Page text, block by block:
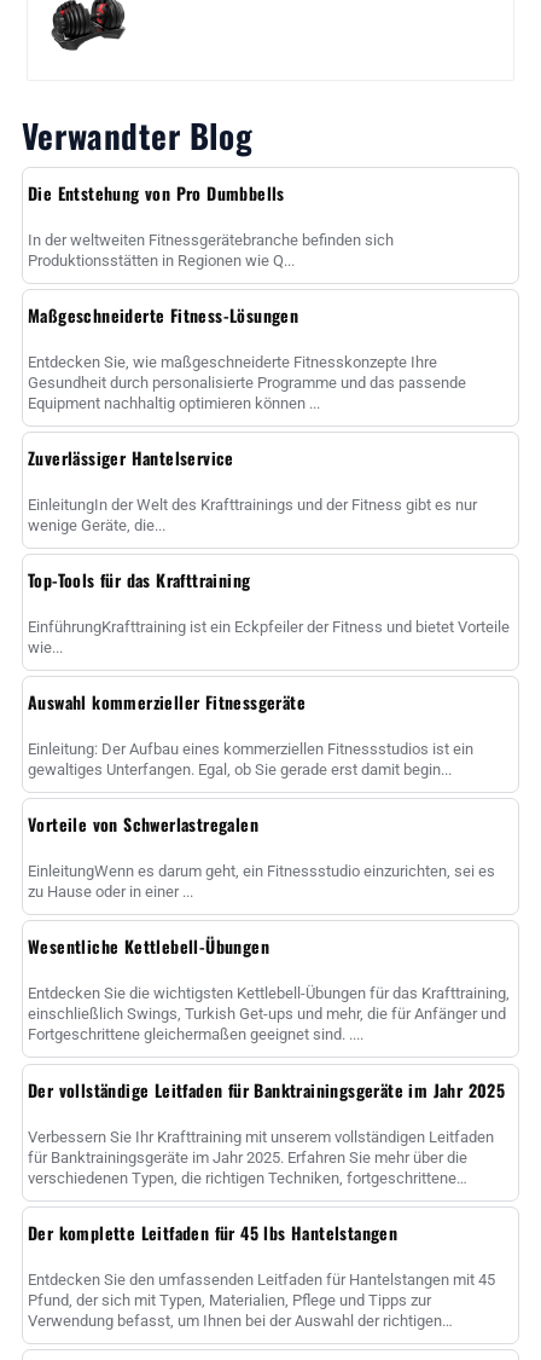
Verwandter Blog
Die Entstehung von Pro Dumbbells
In der weltweiten Fitnessgerätebranche befinden sich
Produktionsstätten in Regionen wie Q...
Maßgeschneiderte Fitness-Lösungen
Entdecken Sie, wie maßgeschneiderte Fitnesskonzepte Ihre
Gesundheit durch personalisierte Programme und das passende
Equipment nachhaltig optimieren können ...
Zuverlässiger Hantelservice
EinleitungIn der Welt des Krafttrainings und der Fitness gibt es nur
wenige Geräte, die...
Top-Tools für das Krafttraining
EinführungKrafttraining ist ein Eckpfeiler der Fitness und bietet Vorteile
wie...
Auswahl kommerzieller Fitnessgeräte
Einleitung: Der Aufbau eines kommerziellen Fitnessstudios ist ein
gewaltiges Unterfangen. Egal, ob Sie gerade erst damit begin...
Vorteile von Schwerlastregalen
EinleitungWenn es darum geht, ein Fitnessstudio einzurichten, sei es
zu Hause oder in einer ...
Wesentliche Kettlebell-Übungen
Entdecken Sie die wichtigsten Kettlebell-Übungen für das Krafttraining,
einschließlich Swings, Turkish Get-ups und mehr, die für Anfänger und
Fortgeschrittene gleichermaßen geeignet sind. ....
Der vollständige Leitfaden für Banktrainingsgeräte im Jahr 2025
Verbessern Sie Ihr Krafttraining mit unserem vollständigen Leitfaden
für Banktrainingsgeräte im Jahr 2025. Erfahren Sie mehr über die
verschiedenen Typen, die richtigen Techniken, fortgeschrittene
Methoden und ......
Der komplette Leitfaden für 45 lbs Hantelstangen
Entdecken Sie den umfassenden Leitfaden für Hantelstangen mit 45
Pfund, der sich mit Typen, Materialien, Pflege und Tipps zur
Verwendung befasst, um Ihnen bei der Auswahl der richtigen
Hantelstange zur Maximierung......